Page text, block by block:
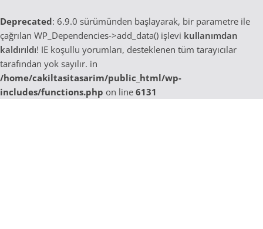
Deprecated: 6.9.0 sürümünden başlayarak, bir parametre ile
çağrılan WP_Dependencies->add_data() işlevi kullanımdan
kaldırıldı! IE koşullu yorumları, desteklenen tüm tarayıcılar
tarafından yok sayılır. in
/home/cakiltasitasarim/public_html/wp-
includes/functions.php on line 6131